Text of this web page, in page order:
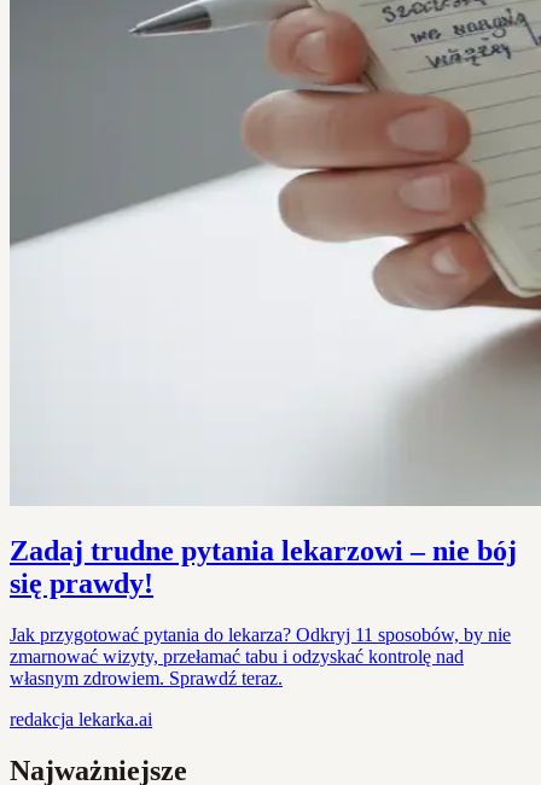
Zadaj trudne pytania lekarzowi – nie bój
się prawdy!
Jak przygotować pytania do lekarza? Odkryj 11 sposobów, by nie
zmarnować wizyty, przełamać tabu i odzyskać kontrolę nad
własnym zdrowiem. Sprawdź teraz.
redakcja lekarka.ai
Najważniejsze